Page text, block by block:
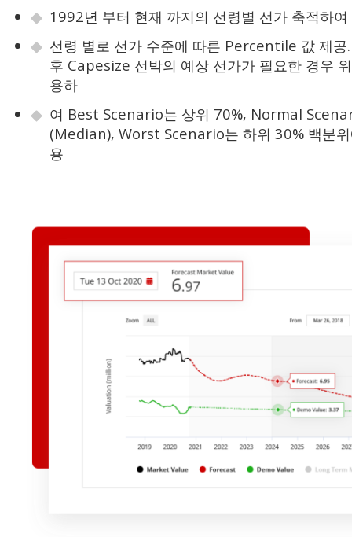
1992년 부터 현재 까지의 선령별 선가 축적하
선령 별로 선가 수준에 따른 Percentile 값 제공
후 Capesize 선박의 예상 선가가 필요한 경우
용하
여 Best Scenario는 상위 70%, Normal
(Median), Worst Scenario는 하위 30% 백분
용